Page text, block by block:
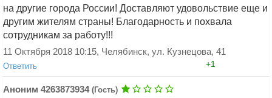
Добавить ответ
на другие города России! Доставляют удовольствие еще и
другим жителям страны! Благодарность и похвала
сотрудникам за работу!!!
11 Октября 2018 10:15, Челябинск, ул. Кузнецова, 41
Ответить +1
Аноним 4263873934 (Гость)